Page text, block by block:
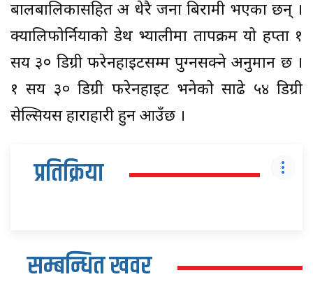
बालबालिकासहित अरू धेरै जना बिरामी भएका छन् ।
क्यालिफोर्नियाको डेथ भ्यालीमा तापक्रम यो हप्ता १
सय ३० डिग्री फरेनहाइटसम्म पुग्नसक्ने अनुमान छ ।
१ सय ३० डिग्री फरेनहाइट भनेको साढे ५४ डिग्री
सेल्सियस हाराहारी हुन आउँछ ।
प्रतिक्रिया
सम्बन्धित खवर